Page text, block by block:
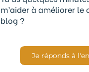
m’aider à améliorer le
blog ?
Je réponds à